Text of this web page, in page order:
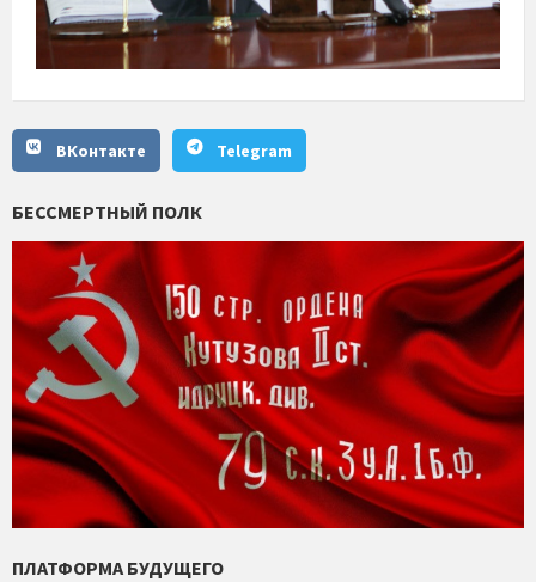
ВКонтакте Telegram
БЕССМЕРТНЫЙ ПОЛК
ПЛАТФОРМА БУДУЩЕГО